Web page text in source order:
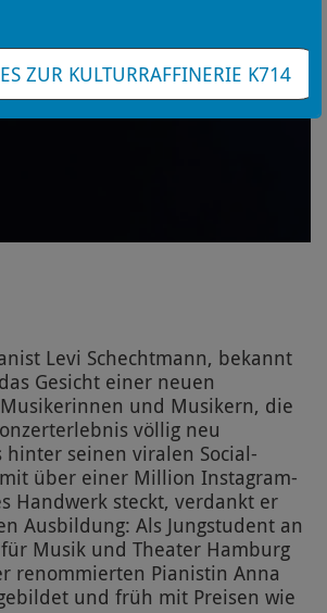
Levi Schechtmann, bekannt
Gesicht einer neuen
und Musikern, die
völlig neu
hinter seinen viralen Social-
über einer Million Instagram-
Handwerk steckt, verdankt er
Ausbildung: Als Jungstudent an
Musik und Theater Hamburg
renommierten Pianistin Anna
und früh mit Preisen wie
ZUR KULTURRAFFINERIE K714